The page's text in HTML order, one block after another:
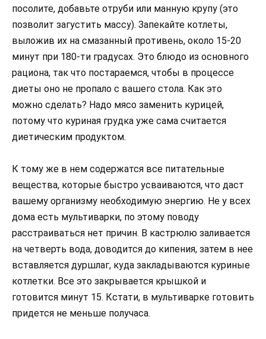
посолите, добавьте отруби или манную крупу (это
позволит загустить массу). Запекайте котлеты,
выложив их на смазанный противень, около 15-20
минут при 180-ти градусах. Это блюдо из основного
рациона, так что постараемся, чтобы в процессе
диеты оно не пропало с вашего стола. Как это
можно сделать? Надо мясо заменить курицей,
потому что куриная грудка уже сама считается
диетическим продуктом.
К тому же в нем содержатся все питательные
вещества, которые быстро усваиваются, что даст
вашему организму необходимую энергию. Не у всех
дома есть мультиварки, по этому поводу
расстраиваться нет причин. В кастрюлю заливается
на четверть вода, доводится до кипения, затем в нее
вставляется дуршлаг, куда закладываются куриные
котлетки. Все это закрывается крышкой и
готовится минут 15. Кстати, в мультиварке готовить
придется не меньше получаса.